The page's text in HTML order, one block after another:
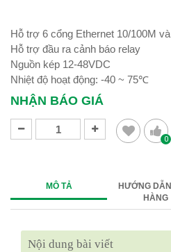
Hỗ trợ 6 cổng Ethernet 10/100M
Hỗ trợ đầu ra cảnh báo relay
Nguồn kép 12-48VDC
Nhiệt độ hoạt động: -40 ~ 75℃
NHẬN BÁO GIÁ
0
MÔ TẢ
HƯỚNG
HÀNG
Nội dung bài viết